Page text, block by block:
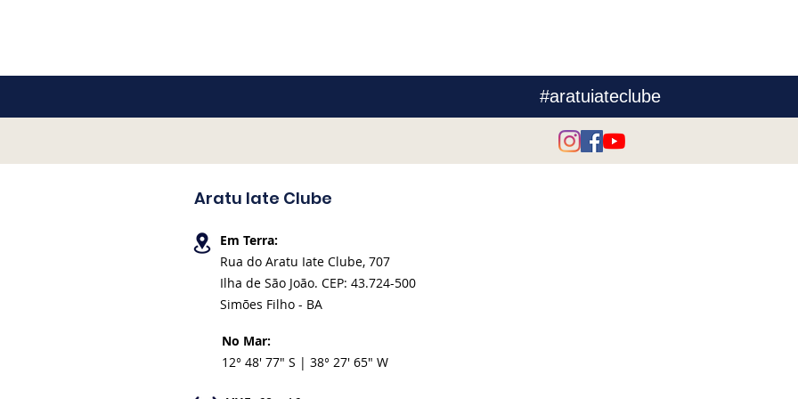
academia, do poder público, do setor
comunitárias, cientistas, educadores e
excelentes resultados em diferentes
e Bernardo Paradella, vice-campeão na
Categoria Veterano. "Este foi um
campeonato muito d
Bruna
do AIC
#aratuiateclube
Aratu Iate Clube
Em Terra:
Rua do Aratu Iate Clube, 707
Ilha de São João. CEP: 43.724-500
Simões Filho - BA
No Mar:
12° 48' 77" S | 38° 27' 65" W